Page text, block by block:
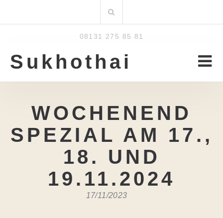
nach:
08131 275 85 81
Sukhothai
WOCHENEND
SPEZIAL AM 17.,
18. UND
19.11.2024
17/11/2023